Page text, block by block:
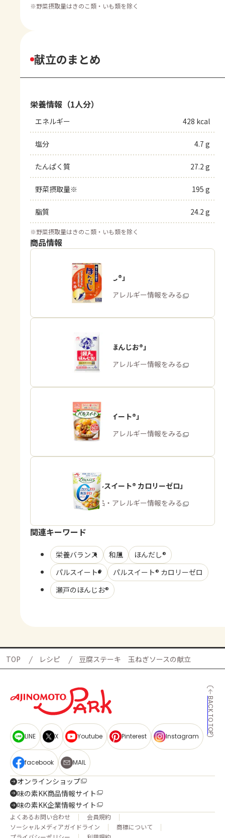
※野菜摂取量はきのこ類・いも類を除く
献立のまとめ
栄養情報（1人分）
エネルギー 428 kcal
塩分 4.7 g
たんぱく質 27.2 g
野菜摂取量※ 195 g
脂質 24.2 g
※野菜摂取量はきのこ類・いも類を除く
商品情報
「ほんだし®」
商品・アレルギー情報をみる
「瀬戸のほんじお®」
商品・アレルギー情報をみる
「パルスイート®」
商品・アレルギー情報をみる
「パルスイート® カロリーゼロ」
商品・アレルギー情報をみる
関連キーワード
栄養バランス 和風
ほんだし®
パルスイート®
パルスイート® カロリーゼロ
瀬戸のほんじお®
TOP レシピ 豆腐ステーキ 玉ねぎソースの献立
BACK TO TOP
LINE X Youtube Pinterest Instagram
facebook MAIL
オンラインショップ
味の素KK商品情報サイト
味の素KK企業情報サイト
よくあるお問い合わせ
会員規約
ソーシャルメディアガイドライン
商標について